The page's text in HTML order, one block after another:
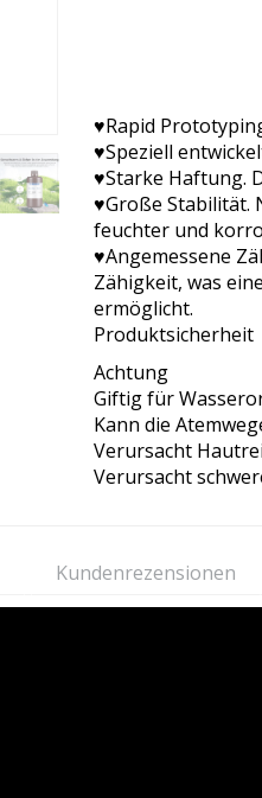
♥Rapid
♥Speziell
♥Starke Haftung.
♥Große Stabilität.
feuchter und
♥Angemessene
Zähigkeit, was
ermöglicht.
Produktsicherheit
Achtung
Giftig für
Kann die
Verursacht
Verursacht
Kundenrezensionen